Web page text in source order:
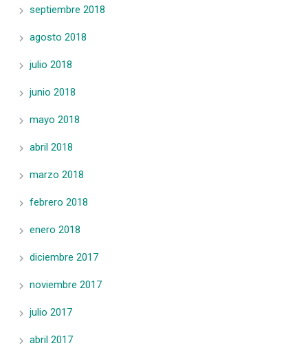
septiembre 2018
agosto 2018
julio 2018
junio 2018
mayo 2018
abril 2018
marzo 2018
febrero 2018
enero 2018
diciembre 2017
noviembre 2017
julio 2017
abril 2017